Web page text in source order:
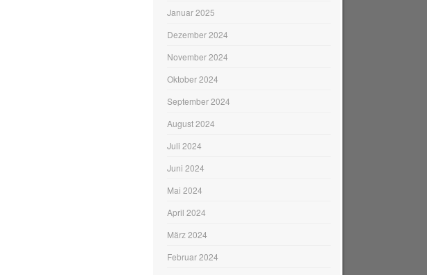
Januar 2025
Dezember 2024
November 2024
Oktober 2024
September 2024
August 2024
Juli 2024
Juni 2024
Mai 2024
April 2024
März 2024
Februar 2024